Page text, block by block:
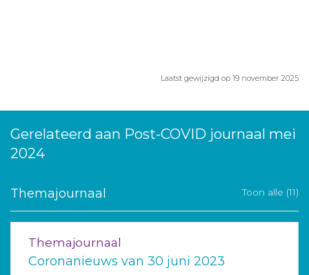
Laatst gewijzigd op 19 november 2025
Gerelateerd aan Post-COVID journaal mei
2024
Themajournaal Toon alle (11)
Themajournaal
Coronanieuws van 30 juni 2023